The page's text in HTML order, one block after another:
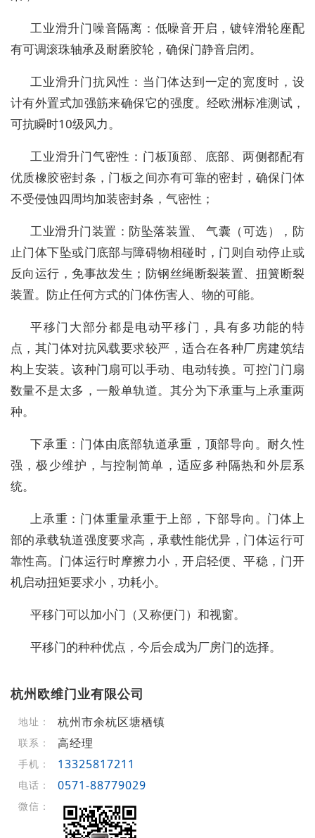
工业滑升门噪音隔离：低噪音开启，镀锌滑轮座配
有可调滚珠轴承及耐磨胶轮，确保门静音启闭。
工业滑升门抗风性：当门体达到一定的宽度时，设
计有外置式加强筋来确保它的强度。经欧洲标准测试，
可抗瞬时10级风力。
工业滑升门气密性：门板顶部、底部、两侧都配有
优质橡胶密封条，门板之间亦有可靠的密封，确保门体
不受侵蚀四周均加装密封条，气密性；
工业滑升门装置：防坠落装置、 气囊（可选），防
止门体下坠或门底部与障碍物相碰时，门则自动停止或
反向运行，免事故发生；防钢丝绳断裂装置、扭簧断裂
装置。防止任何方式的门体伤害人、物的可能。
平移门大部分都是电动平移门，具有多功能的特
点，其门体对抗风载要求较严，适合在各种厂房建筑结
构上安装。该种门扇可以手动、电动转换。可控门门扇
数量不是太多，一般单轨道。其分为下承重与上承重两
种。
下承重：门体由底部轨道承重，顶部导向。耐久性
强，极少维护，与控制简单，适应多种隔热和外层系
统。
上承重：门体重量承重于上部，下部导向。门体上
部的承载轨道强度要求高，承载性能优异，门体运行可
靠性高。门体运行时摩擦力小，开启轻便、平稳，门开
机启动扭矩要求小，功耗小。
平移门可以加小门（又称便门）和视窗。
平移门的种种优点，今后会成为厂房门的选择。
杭州欧维门业有限公司
地址： 杭州市余杭区塘栖镇
联系： 高经理
手机： 13325817211
电话： 0571-88779029
微信：